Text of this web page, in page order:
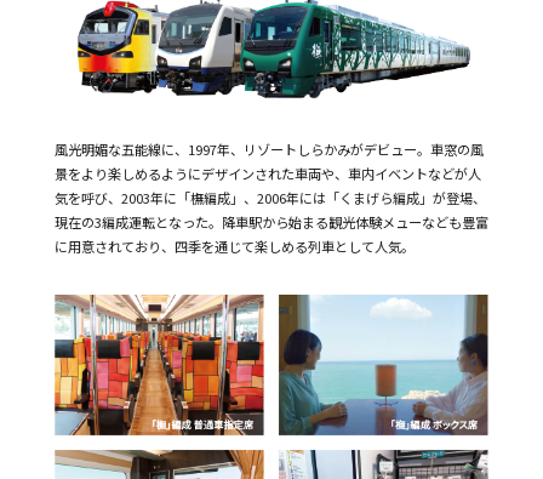
風光明媚な五能線に、1997年、リゾートしらかみがデビュー。車窓の風
景をより楽しめるようにデザインされた車両や、車内イベントなどが人
気を呼び、2003年に「橅編成」、2006年には「くまげら編成」が登場、
現在の3編成運転となった。降車駅から始まる観光体験メューなども豊富
に用意されており、四季を通じて楽しめる列車として人気。